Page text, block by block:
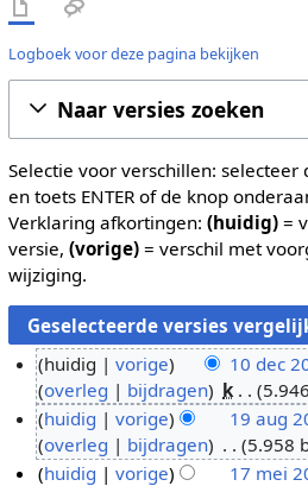
Logboek voor deze pagina bekijken
Naar versies zoeken
Selectie voor verschillen:
en toets ENTER of de knop
Verklaring afkortingen: (huidig)=
versie, (vorige)= verschil met
wijziging.
0
e
huidig vorige 10 dec
overleg
bijdragen k
G
e
e
9
huidig vorige 19 aug
overleg
bijdragen 5.958
Ghuidig vorige 17 mei